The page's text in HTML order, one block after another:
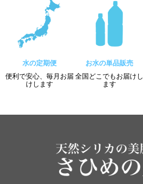
水の定期便
便利で安心、毎月お届
けします
お水の単品販売
全国どこでもお届けし
ます